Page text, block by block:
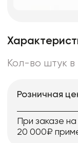
Кол-во штук в
Розничная
При заказе
20 000₽